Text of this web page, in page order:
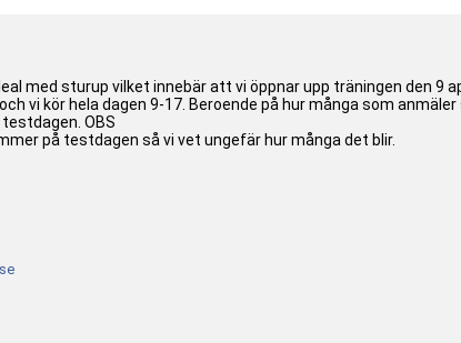
med sturup vilket innebär att vi öppnar upp träningen den 9
vi kör hela dagen 9-17. Beroende på hur många som
OBS
på testdagen så vi vet ungefär hur många det blir.